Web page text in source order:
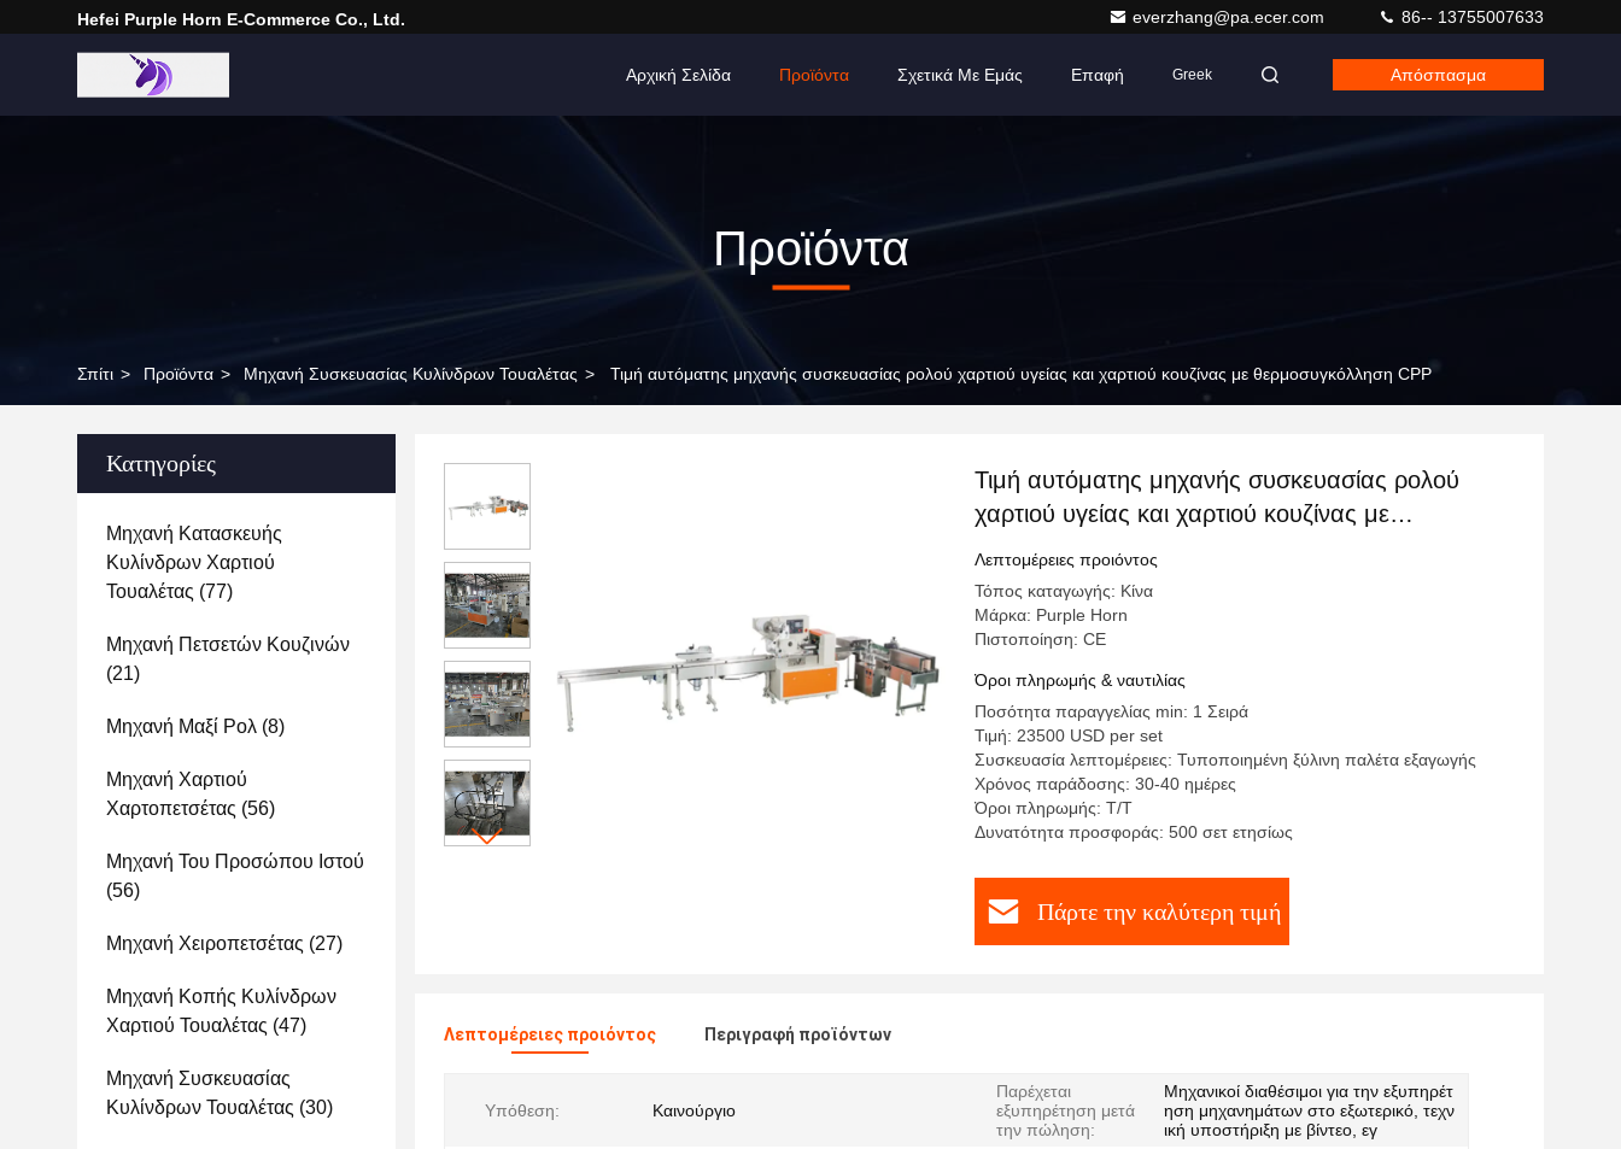
Hefei Purple Horn E-Commerce Co., Ltd. everzhang@pa.ecer.com 86-- 13755007633
Αρχική Σελίδα Προϊόντα Σχετικά Με Εμάς Επαφή Greek Απόσπασμα
Προϊόντα
Σπίτι > Προϊόντα > Μηχανή Συσκευασίας Κυλίνδρων Τουαλέτας > Τιμή αυτόματης μηχανής συσκευασίας ρολού χαρτιού υγείας και χαρτιού κουζίνας με θερμοσυγκόλληση CPP
Κατηγορίες
Μηχανή Κατασκευής
Κυλίνδρων Χαρτιού
Τουαλέτας (77)
Μηχανή Πετσετών Κουζινών
(21)
Μηχανή Μαξί Ρολ (8)
Μηχανή Χαρτιού
Χαρτοπετσέτας (56)
Μηχανή Του Προσώπου Ιστού
(56)
Μηχανή Χειροπετσέτας (27)
Μηχανή Κοπής Κυλίνδρων
Χαρτιού Τουαλέτας (47)
Μηχανή Συσκευασίας
Κυλίνδρων Τουαλέτας (30)
Τιμή αυτόματης μηχανής συσκευασίας ρολού
χαρτιού υγείας και χαρτιού κουζίνας με
θερμοσυγκόλληση CPP
Λεπτομέρειες προιόντος
Τόπος καταγωγής: Κίνα
Μάρκα: Purple Horn
Πιστοποίηση: CE
Όροι πληρωμής & ναυτιλίας
Ποσότητα παραγγελίας min: 1 Σειρά
Τιμή: 23500 USD per set
Συσκευασία λεπτομέρειες: Τυποποιημένη ξύλινη παλέτα εξαγωγής
Χρόνος παράδοσης: 30-40 ημέρες
Όροι πληρωμής: Τ/Τ
Δυνατότητα προσφοράς: 500 σετ ετησίως
Πάρτε την καλύτερη τιμή
Λεπτομέρειες προιόντος Περιγραφή προϊόντων
Υπόθεση: Καινούργιο
Παρέχεται
εξυπηρέτηση μετά
την πώληση:
Μηχανικοί διαθέσιμοι για την εξυπηρέτ
ηση μηχανημάτων στο εξωτερικό, τεχν
ική υποστήριξη με βίντεο, εγ